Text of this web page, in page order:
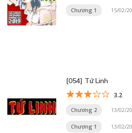
Chương 1 15/02/
[054] Tứ Linh
3.2
Chương 2 13/02/
Chương 1 13/02/